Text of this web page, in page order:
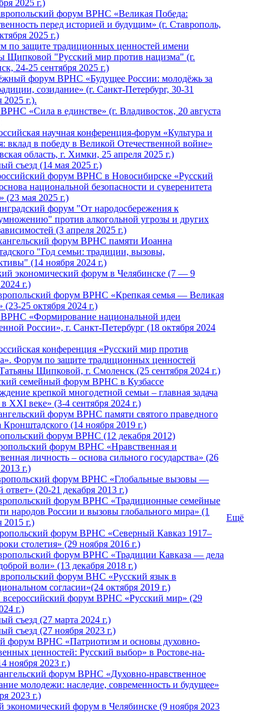
2025 г.)
форум ВРНС «Великая Победа:
перед историей и будущим» (г. Ставрополь,
2025 г.)
по защите традиционных ценностей имени
Щипковой "Русский мир против нацизма" (г.
24-25 сентября 2025 г.)
форум ВРНС «Будущее России: молодёжь за
созидание» (г. Санкт-Петербург, 30-31
2025 г.).
«Сила в единстве» (г. Владивосток, 20 августа
научная конференция-форум «Культура и
вклад в победу в Великой Отечественной войне»
область, г. Химки, 25 апреля 2025 г.)
съезд (14 мая 2025 г.)
форум ВРНС в Новосибирске «Русский
национальной безопасности и суверенитета
(23 мая 2025 г.)
форум "От народосбережения к
против алкогольной угрозы и других
(3 апреля 2025 г.)
форум ВРНС памяти Иоанна
"Год семьи: традиции, вызовы,
(14 ноября 2024 г.)
экономический форум в Челябинске (7 — 9
г.)
форум ВРНС «Крепкая семья — Великая
(23-25 октября 2024 г.)
«Формирование национальной идеи
России», г. Санкт-Петербург (18 октября 2024
конференция «Русский мир против
Форум по защите традиционных ценностей
Щипковой, г. Смоленск (25 сентября 2024 г.)
семейный форум ВРНС в Кузбассе
крепкой многодетной семьи – главная задача
XXI веке» (3-4 сентября 2024 г.)
форум ВРНС памяти святого праведного
(14 ноября 2019 г.)
форум ВРНС (12 декабря 2012)
форум ВРНС «Нравственная и
личность – основа сильного государства» (26
г.)
форум ВРНС «Глобальные вызовы —
ответ» (20-21 декабря 2013 г.)
форум ВРНС «Традиционные семейные
народов России и вызовы глобального мира» (1
2015 г.)
форум ВРНС «Северный Кавказ 1917–
столетия» (29 ноября 2016 г.)
форум ВРНС «Традиции Кавказа — дела
воли» (13 декабря 2018 г.)
форум ВHС «Русский язык в
согласии»(24 октября 2019 г.)
всероссийский форум ВРНС «Русский мир» (29
г.)
съезд (27 марта 2024 г.)
съезд (27 ноября 2023 г.)
форум ВРНС «Патриотизм и основы духовно-
ценностей: Русский выбор» в Ростове-на-
ноября 2023 г.)
форум ВРНС «Духовно-нравственное
молодежи: наследие, современность и будущее»
2023 г.)
экономический форум в Челябинске (9 ноября 2023
Ещё